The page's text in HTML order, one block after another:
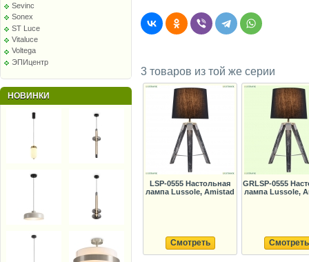
Sevinc
Sonex
ST Luce
Vitaluce
Voltega
ЭПИцентр
НОВИНКИ
3 товаров из той же серии
LSP-0555 Настольная
лампа Lussole, Amistad
Смотреть
GRLSP-0555
лампа Lussole,
Смотреть